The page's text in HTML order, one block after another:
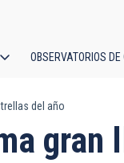
OBSERVATORIOS
del año